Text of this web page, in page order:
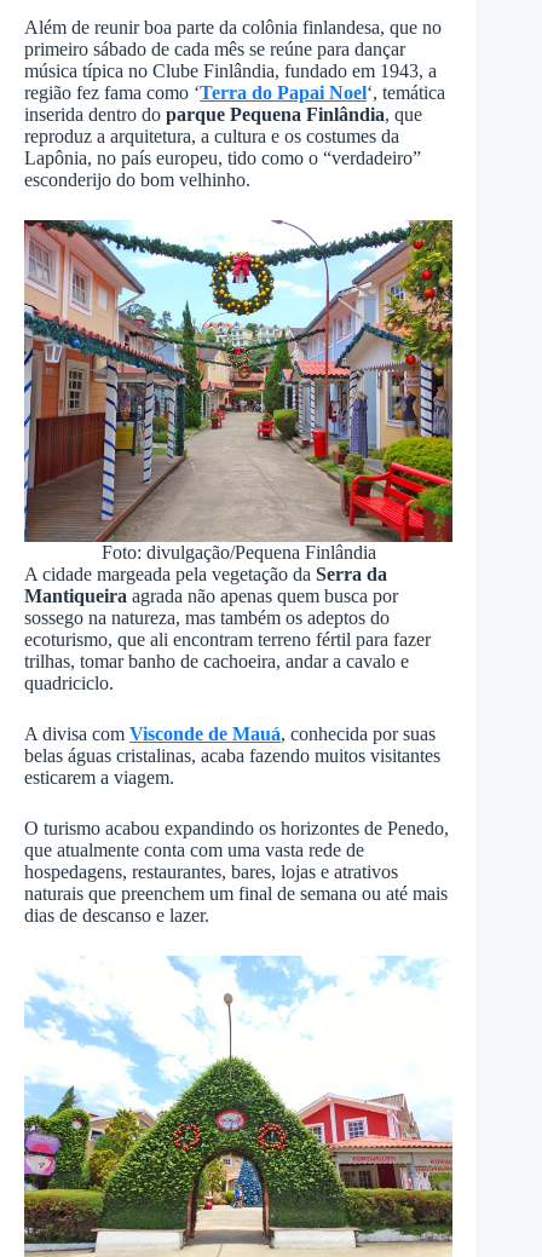
Além de reunir boa parte da colônia finlandesa, que no
primeiro sábado de cada mês se reúne para dançar
música típica no Clube Finlândia, fundado em 1943, a
região fez fama como ‘Terra do Papai Noel‘, temática
inserida dentro do parque Pequena Finlândia, que
reproduz a arquitetura, a cultura e os costumes da
Lapônia, no país europeu, tido como o “verdadeiro”
esconderijo do bom velhinho.
Foto: divulgação/Pequena Finlândia
A cidade margeada pela vegetação da Serra da
Mantiqueira agrada não apenas quem busca por
sossego na natureza, mas também os adeptos do
ecoturismo, que ali encontram terreno fértil para fazer
trilhas, tomar banho de cachoeira, andar a cavalo e
quadriciclo.
A divisa com Visconde de Mauá, conhecida por suas
belas águas cristalinas, acaba fazendo muitos visitantes
esticarem a viagem.
O turismo acabou expandindo os horizontes de Penedo,
que atualmente conta com uma vasta rede de
hospedagens, restaurantes, bares, lojas e atrativos
naturais que preenchem um final de semana ou até mais
dias de descanso e lazer.